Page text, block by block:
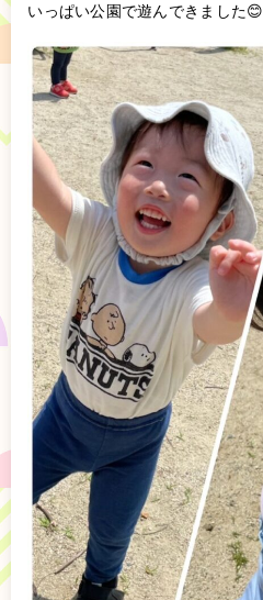
いっぱい公園で遊んできました😊